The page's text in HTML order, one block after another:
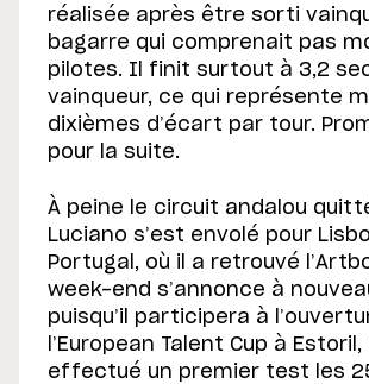
réalisée après être sorti
bagarre qui comprenait pas
pilotes. Il finit surtout à 3,2
vainqueur, ce qui représente
dixièmes d’écart par tour.
pour la suite.
À peine le circuit andalou
Luciano s’est envolé pour
Portugal, où il a retrouvé
week-end s’annonce à
puisqu’il participera à
l’European Talent Cup à Estoril,
effectué un premier test les